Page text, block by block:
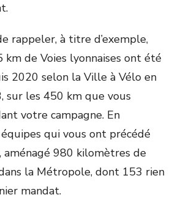
rappeler, à titre d’exemple,
de Voies lyonnaises ont été
2020 selon la Ville à Vélo en
sur les 450 km que vous
votre campagne. En
qui vous ont précédé
aménagé 980 kilomètres de
la Métropole, dont 153 rien
mandat.